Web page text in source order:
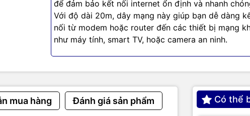
để đảm bảo kết nối internet ổn định và nhanh
Với độ dài 20m, dây mạng này giúp bạn dễ dàng
nối từ modem hoặc router đến các thiết bị mạng
như máy tính, smart TV, hoặc camera an ninh.
mua hàng Đánh giá sản phẩm Có thể
chất lượng cao. Với cam kết về chất lượng và độ bền, VegGieg đã khẳng
mình trong ngành công nghệ, mang lại sự tin cậy và hài lòng cho khách
Mệnh và Giá Trị
nối và truyền tải dữ liệu hiệu quả. Thương hiệu tập trung vào các giá
Lượng Cao: Tất cả các sản phẩm của VegGieg đều được sản xuất từ
đảm bảo độ bền và hiệu suất vượt trội.